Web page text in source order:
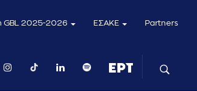
GBL 2025-2026 ΕΣΑΚΕ Partners